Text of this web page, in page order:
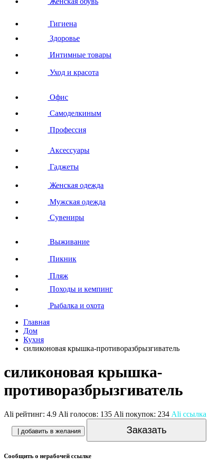
Гигиена
Здоровье
Интимные товары
Уход и красота
Офис
Самоделкиным
Профессия
Аксессуары
Гаджеты
Женская одежда
Мужская одежда
Сувениры
Выживание
Пикник
Пляж
Походы и кемпинг
Рыбалка и охота
Главная
Дом
Кухня
силиконовая крышка-противоразбрызгиватель
силиконовая крышка-
противоразбрызгиватель
Ali рейтинг: 4.9 Ali голосов: 135 Ali покупок: 234 Ali ссылка
| добавить в желания Заказать
Сообщить о нерабочей ссылке